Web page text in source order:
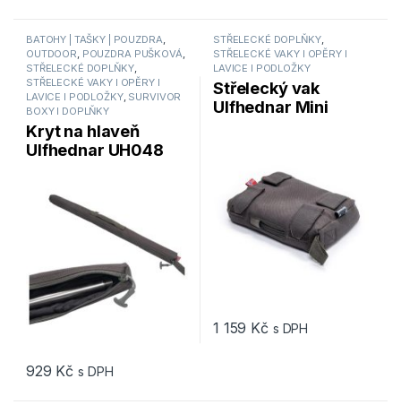
BATOHY | TAŠKY | POUZDRA,
OUTDOOR, POUZDRA PUŠKOVÁ,
STŘELECKÉ DOPLŇKY,
STŘELECKÉ VAKY I OPĚRY I
LAVICE I PODLOŽKY, SURVIVOR
BOXY I DOPLŇKY
Kryt na hlaveň
Ulfhednar UH048
929 Kč s DPH
STŘELECKÉ DOPLŇKY,
STŘELECKÉ VAKY I OPĚRY I
LAVICE I PODLOŽKY
Střelecký vak
Ulfhednar Mini
1 159 Kč s DPH